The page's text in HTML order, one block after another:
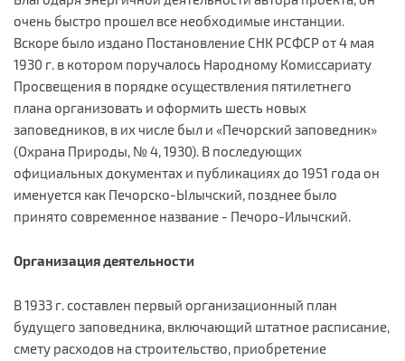
очень быстро прошел все необходимые инстанции.
Вскоре было издано Постановление СНК РСФСР от 4 мая
1930 г. в котором поручалось Народному Комиссариату
Просвещения в порядке осуществления пятилетнего
плана организовать и оформить шесть новых
заповедников, в их числе был и «Печорский заповедник»
(Охрана Природы, № 4, 1930). В последующих
официальных документах и публикациях до 1951 года он
именуется как Печорско-Ылычский, позднее было
принято современное название - Печоро-Илычский.
Организация деятельности
​В 1933 г. составлен первый организационный план
будущего заповедника, включающий штатное расписание,
смету расходов на строительство, приобретение